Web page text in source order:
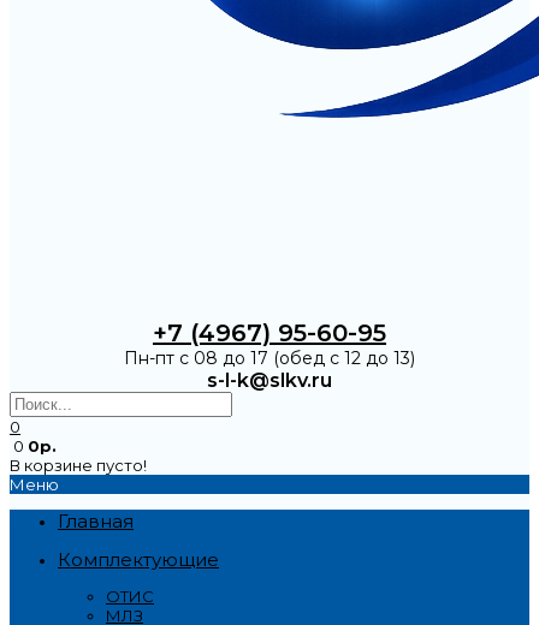
+7 (4967) 95-60-95
Пн-пт с 08 до 17 (обед с 12 до 13)
s-l-k@slkv.ru
0
0 0р.
В корзине пусто!
Меню
Главная
Комплектующие
ОТИС
МЛЗ